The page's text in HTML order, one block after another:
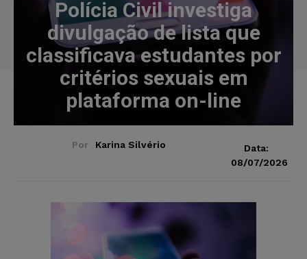
Polícia Civil investiga
divulgação de lista que
classificava estudantes por
critérios sexuais em
plataforma on-line
Por Karina Silvério
Data:
08/07/2026